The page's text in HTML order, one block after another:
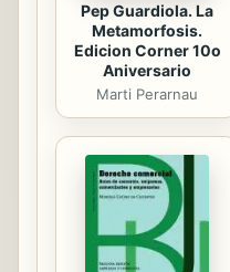
Pep Guardiola. La
Metamorfosis.
Edicion Corner 10o
Aniversario
Marti Perarnau